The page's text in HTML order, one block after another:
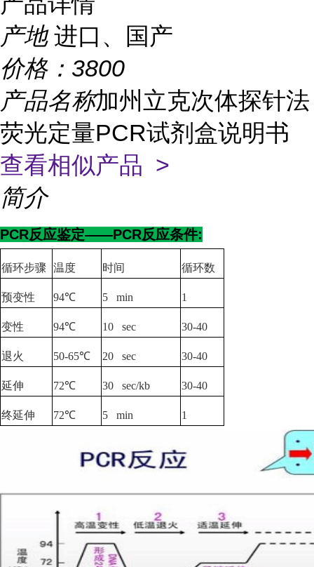
产地 进口、国产
价格： 3800
产品名称加州立克次体探针法
荧光定量PCR试剂盒说明书
查看相似产品 >
简介
PCR反应鉴定——PCR反应条件:
循环步骤 温度 时间 循环数
预变性 94℃ 5 min 1
变性 94℃ 10 sec 30-40
退火 50-65℃ 20 sec 30-40
延伸 72℃ 30 sec/kb 30-40
终延伸 72℃ 5 min 1